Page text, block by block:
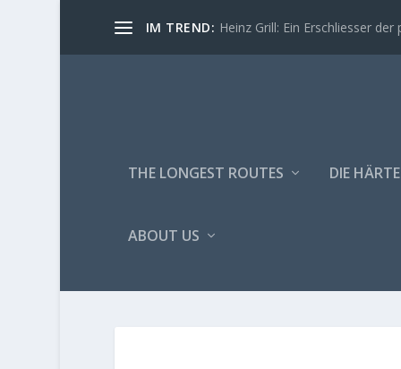
IM TREND: Heinz Grill: Ein Erschliesser
THE LONGEST ROUTES DIE
ABOUT US